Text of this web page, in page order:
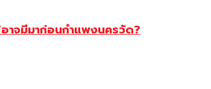
าจมีมาก่อนกำแพงนครวัด?